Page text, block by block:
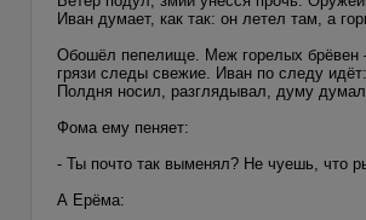
Иван думает, как так: он летел там, а
Обошёл пепелище. Меж горелых брёвен
грязи следы свежие. Иван по следу
Полдня носил, разглядывал, думу
Фома ему пеняет:
- Ты почто так выменял? Не чуешь, что
А Ерёма: